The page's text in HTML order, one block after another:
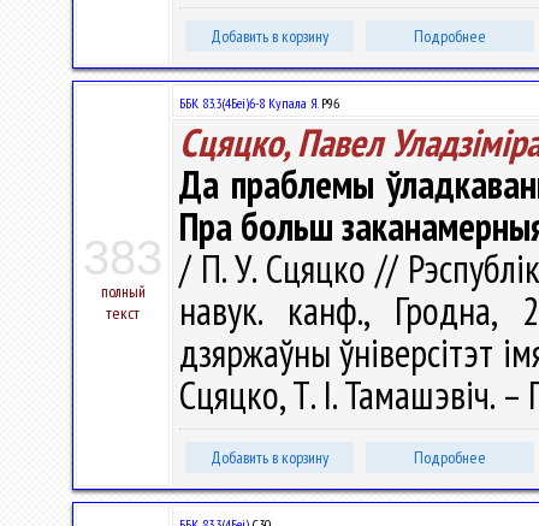
Добавить в корзину Подробнее
383
полный
текст
ББК 83.3(4Беі)6-8 Купала Я.Р96
Сцяцко, Павел
Да праблемы
Пра больш
/ П. У. Сцяцко //
навук. канф., Гродна,
дзяржаўны ўнiверсітэт
Сцяцко, Т. І. Тамашэвіч.
Добавить в корзину Подробнее